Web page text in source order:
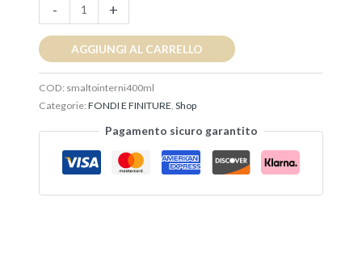
- +
AGGIUNGI AL CARRELLO
COD: smaltointerni400ml
Categorie:FONDI E FINITURE ,Shop
Pagamento sicuro garantito